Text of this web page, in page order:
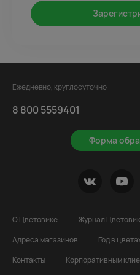
Ежедневно, круглосуточно
8 800 5559401
Форма
О Цветовике Журнал Цветовик
Адреса магазинов
Год в
Контакты
Корпоративным